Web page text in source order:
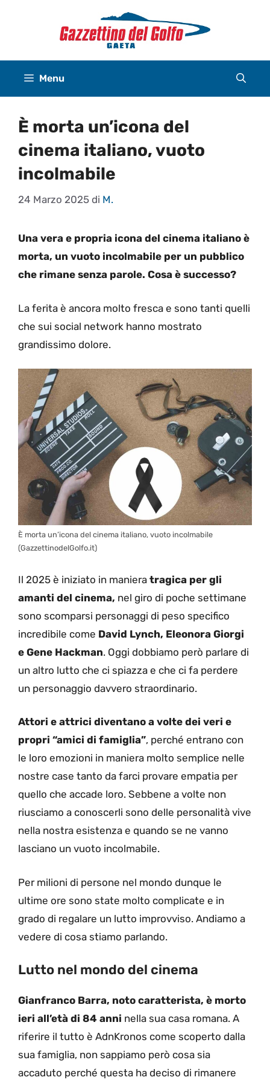
Menu
È morta un’icona del
cinema italiano, vuoto
incolmabile
24 Marzo 2025 di M.
Una vera e propria icona del cinema italiano è
morta, un vuoto incolmabile per un pubblico
che rimane senza parole. Cosa è successo?
La ferita è ancora molto fresca e sono tanti quelli
che sui social network hanno mostrato
grandissimo dolore.
È morta un’icona del cinema italiano, vuoto incolmabile
(GazzettinodelGolfo.it)
Il 2025 è iniziato in maniera tragica per gli
amanti del cinema, nel giro di poche settimane
sono scomparsi personaggi di peso specifico
incredibile come David Lynch, Eleonora Giorgi
e Gene Hackman. Oggi dobbiamo però parlare di
un altro lutto che ci spiazza e che ci fa perdere
un personaggio davvero straordinario.
Attori e attrici diventano a volte dei veri e
propri “amici di famiglia”, perché entrano con
le loro emozioni in maniera molto semplice nelle
nostre case tanto da farci provare empatia per
quello che accade loro. Sebbene a volte non
riusciamo a conoscerli sono delle personalità vive
nella nostra esistenza e quando se ne vanno
lasciano un vuoto incolmabile.
Per milioni di persone nel mondo dunque le
ultime ore sono state molto complicate e in
grado di regalare un lutto improvviso. Andiamo a
vedere di cosa stiamo parlando.
Lutto nel mondo del cinema
Gianfranco Barra, noto caratterista, è morto
ieri all’età di 84 anni nella sua casa romana. A
riferire il tutto è AdnKronos come scoperto dalla
sua famiglia, non sappiamo però cosa sia
accaduto perché questa ha deciso di rimanere